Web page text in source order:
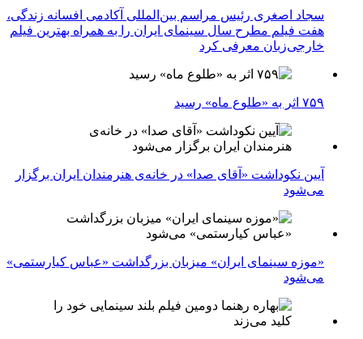
سجاد اصغری رئیس مراسم بین‌المللی آکادمی افسانه زندگی،
هفت فیلم مطرح سال سینمای ایران را به همراه بهترین فیلم
خارجی‌زبان معرفی کرد
۷۵۹ اثر به «طلوع ماه» رسید
آیین نکوداشت «آقای صدا» در خانه‌ی هنرمندان ایران برگزار
می‌شود
«موزه سینمای ایران» میزبان بزرگداشت «عباس کیارستمی»
می‌شود